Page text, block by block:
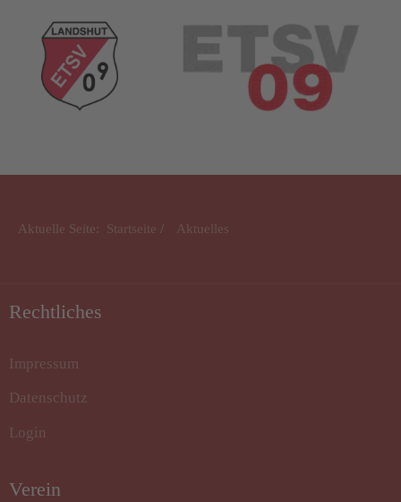
Aktuelle Seite: Startseite Aktuelles
Rechtliches
Impressum
Datenschutz
Login
Verein